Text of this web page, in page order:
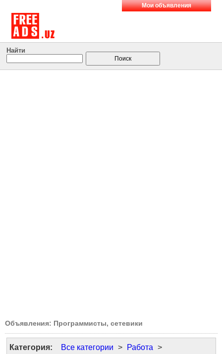
Мои объявления
Найти
Объявления: Программисты, сетевики
Категория: Все категории > Работа >